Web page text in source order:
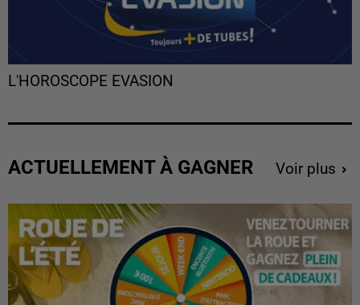
L'HOROSCOPE EVASION
ACTUELLEMENT À GAGNER Voir plus